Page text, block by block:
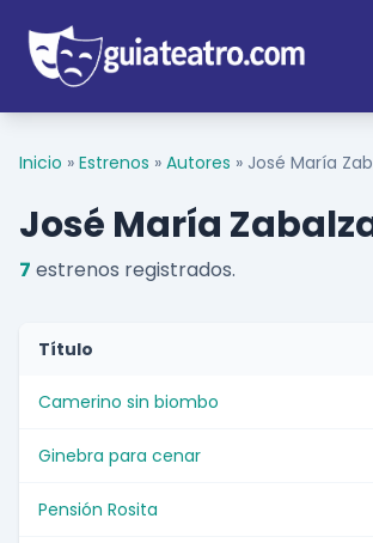
Inicio » Estrenos » Autores » José María
José María
7 estrenos registrados.
Título
Camerino sin biombo
Ginebra para cenar
Pensión Rosita